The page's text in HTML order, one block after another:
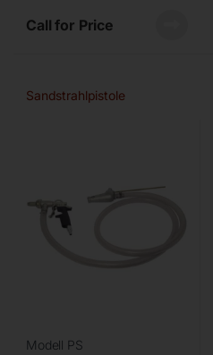
Call for Price
Sandstrahlpistole
Modell PS